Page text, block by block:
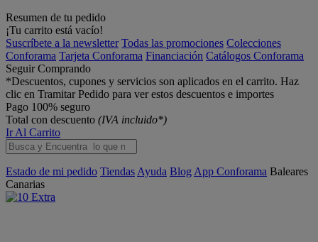
Resumen de tu pedido
¡Tu carrito está vacío!
Suscríbete a la newsletter Todas las promociones Colecciones
Conforama Tarjeta Conforama Financiación Catálogos Conforama
Seguir Comprando
*Descuentos, cupones y servicios son aplicados en el carrito. Haz
clic en Tramitar Pedido para ver estos descuentos e importes
Pago 100% seguro
Total con descuento (IVA incluido*)
Ir Al Carrito
Estado de mi pedido Tiendas Ayuda Blog App Conforama Baleares
Canarias